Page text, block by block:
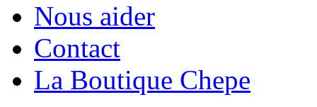
Nous aider
Contact
La Boutique Chepe